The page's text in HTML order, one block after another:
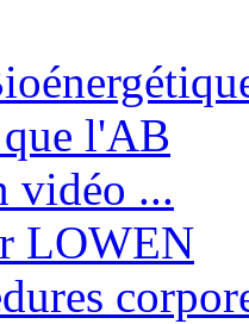
l'AB
vidéo ...
LOWEN